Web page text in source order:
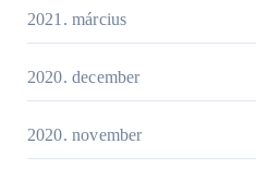
2021. március
2020. december
2020. november